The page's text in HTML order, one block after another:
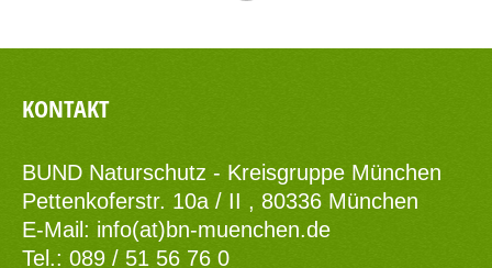
KONTAKT
BUND Naturschutz - Kreisgruppe München
Pettenkoferstr. 10a / II , 80336 München
E-Mail: info(at)bn-muenchen.de
Tel.: 089 / 51 56 76 0